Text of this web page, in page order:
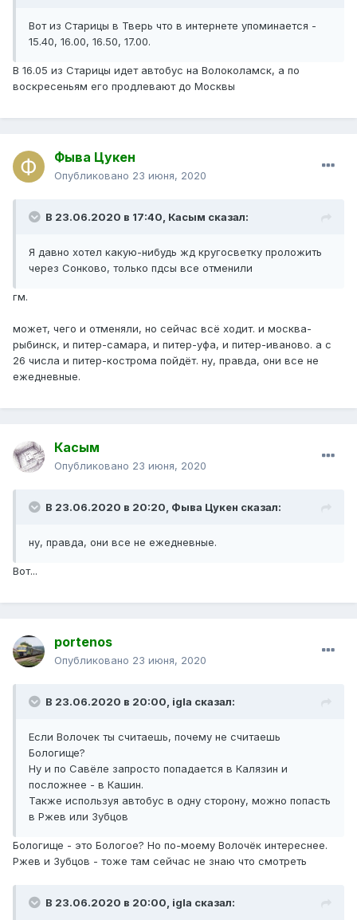
Вот из Старицы в Тверь что в интернете упоминается -
15.40, 16.00, 16.50, 17.00.
В 16.05 из Старицы идет автобус на Волоколамск, а по
воскресеньям его продлевают до Москвы
Фыва Цукен
Опубликовано 23 июня, 2020
В 23.06.2020 в 17:40, Касым сказал:
Я давно хотел какую-нибудь жд кругосветку проложить
через Сонково, только пдсы все отменили
гм.
может, чего и отменяли, но сейчас всё ходит. и москва-
рыбинск, и питер-самара, и питер-уфа, и питер-иваново. а с
26 числа и питер-кострома пойдёт. ну, правда, они все не
ежедневные.
Касым
Опубликовано 23 июня, 2020
В 23.06.2020 в 20:20, Фыва Цукен сказал:
ну, правда, они все не ежедневные.
Вот...
portenos
Опубликовано 23 июня, 2020
В 23.06.2020 в 20:00, igla сказал:
Если Волочек ты считаешь, почему не считаешь
Бологище?
Ну и по Савёле запросто попадается в Калязин и
посложнее - в Кашин.
Также используя автобус в одну сторону, можно попасть
в Ржев или Зубцов
Бологище - это Бологое? Но по-моему Волочёк интереснее.
Ржев и Зубцов - тоже там сейчас не знаю что смотреть
В 23.06.2020 в 20:00, igla сказал: